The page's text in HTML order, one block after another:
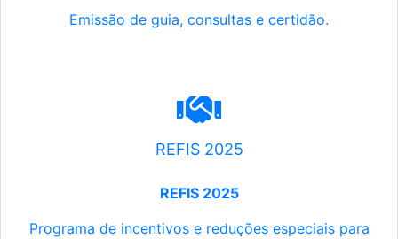
Emissão de guia, consultas e certidão.
REFIS 2025
REFIS 2025
Programa de incentivos e reduções especiais para